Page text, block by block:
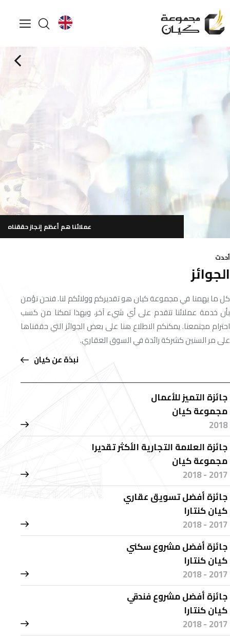
عملائنا هم أعظم إنجاز حققناه
أحدث
الجوائز
كل ما يهمنا في مجموعة كيان هو تقديركم وولائكم لنا. فنحن نؤمن
بأن خدمة عملائنا تتقدم على أي شيء آخر، وبهذا تمكنا من كسب
احترام مجتمعنا. يمكنكم الاطلاع هنا على بعض الجوائز التي حققناها
على مر السنين كشركة رائدة في السوق العقاري.
نبذة عن كيان
جائزة التميز للأعمال
مجموعة كيان
2018
جائزة العلامة التجارية الأكثر تقديرا
مجموعة كيان
2017 - 2018
جائزة أفضل تسويق عقاري
كيان كنتارا
2017 - 2018
جائزة أفضل مشروع سكني
كيان كنتارا
2017 - 2018
جائزة أفضل مشروع فندقي
كيان كنتارا
2017 - 2018
لمعرفة المزيد
تصفح ملف الشركة
ساعة العمل من 9:00 صباحاً إلى 6:00 مساءً (من الأحد إلى الخميس)
6611 000 92 966+